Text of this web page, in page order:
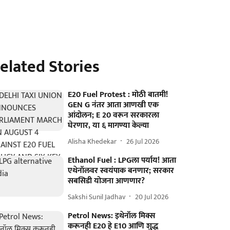
Stories
E20 Fuel Protest : मोठी बातमी!
GEN G नंतर आता आणखी एक
आंदोलन; E 20 वरून सरकारला
घेरणार, या ६ मागण्या केल्या
Alisha Khedekar 26 Jul 2026
Ethanol Fuel : LPGला पर्याय! आता
एथेनॉलवर स्वयंपाक बनणार; सरकार
सबसिडी योजना आणणार?
Sakshi Sunil Jadhav 20 Jul 2026
Petrol News: इथेनॉल मिक्स
करूनही E20 हे E10 आणि शुद्ध